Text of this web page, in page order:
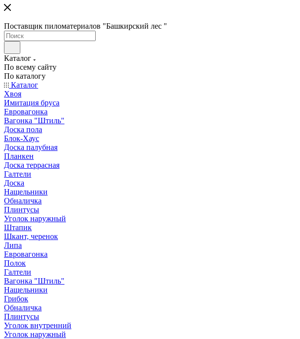
Поставщик пиломатериалов "Башкирский лес "
Каталог
По всему сайту
По каталогу
Каталог
Хвоя
Имитация бруса
Евровагонка
Вагонка "Штиль"
Доска пола
Блок-Хаус
Доска палубная
Планкен
Доска террасная
Галтели
Доска
Нащельники
Обналичка
Плинтусы
Уголок наружный
Штапик
Шкант, черенок
Липа
Евровагонка
Полок
Галтели
Вагонка "Штиль"
Нащельники
Грибок
Обналичка
Плинтусы
Уголок внутренний
Уголок наружный